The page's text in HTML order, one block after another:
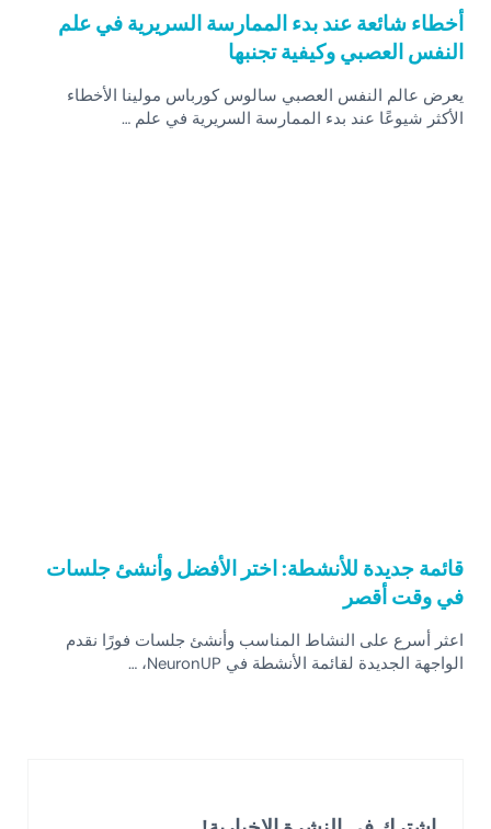
أخطاء شائعة عند بدء الممارسة السريرية في علم
النفس العصبي وكيفية تجنبها
يعرض عالم النفس العصبي سالوس كورباس مولينا الأخطاء
الأكثر شيوعًا عند بدء الممارسة السريرية في علم …
قائمة جديدة للأنشطة: اختر الأفضل وأنشئ جلسات
في وقت أقصر
اعثر أسرع على النشاط المناسب وأنشئ جلسات فورًا نقدم
الواجهة الجديدة لقائمة الأنشطة في NeuronUP، …